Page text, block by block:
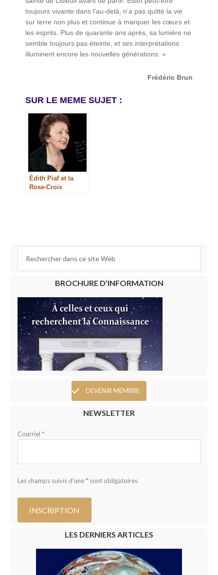
toujours vivante dans l’au-delà, n’a pas quitté la vie
sur terre non plus et continue à marquer les cœurs et
les esprits. Plus de quarante ans après, sa lumière ne
semble toujours pas éteinte, et ses interprétations
illuminent encore les nouvelles générations. »
Frédéric Brun
SUR LE MEME SUJET :
Édith Piaf et la
Rose-Croix
BROCHURE D’INFORMATION
DEVENIR MEMBRE
NEWSLETTER
Courriel *
Les champs suivis d'une * sont obligatoires
LES DERNIERS ARTICLES